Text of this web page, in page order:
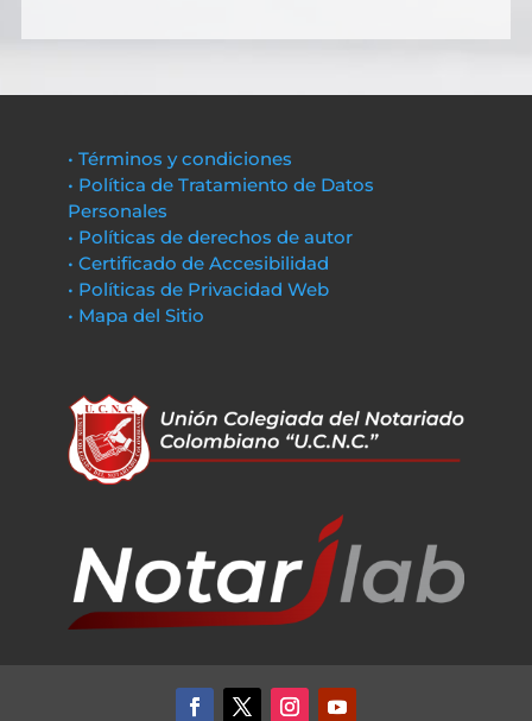
• Términos y condiciones
• Política de Tratamiento de Datos
Personales
• Políticas de derechos de autor
• Certificado de Accesibilidad
• Políticas de Privacidad Web
• Mapa del Sitio